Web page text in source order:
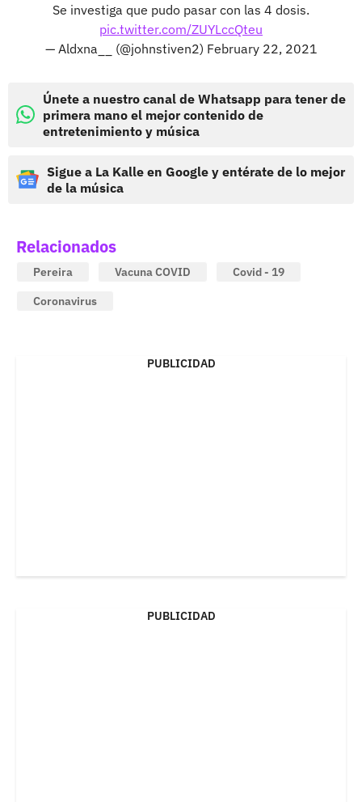
Se investiga que pudo pasar con las 4 dosis.
pic.twitter.com/ZUYLccQteu
— Aldxna__ (@johnstiven2) February 22, 2021
Únete a nuestro canal de Whatsapp para tener de
primera mano el mejor contenido de
entretenimiento y música
Sigue a La Kalle en Google y entérate de lo mejor
de la música
Relacionados
Pereira Vacuna COVID
Covid - 19
Coronavirus
PUBLICIDAD
PUBLICIDAD